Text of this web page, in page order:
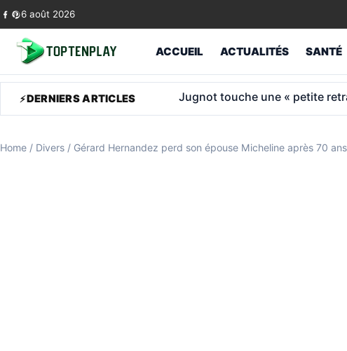
Skip to content
6 août 2026
ACCUEIL ACTUALITÉS SANTÉ
DERNIERS ARTICLES 1 600 € de retraite après 45
Home / Divers / Gérard Hernandez perd son épouse Micheline après 70